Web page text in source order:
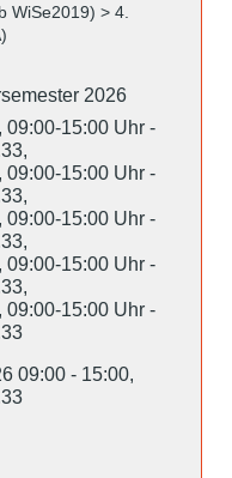
WiSe2019) > 4.
2026
09:00-15:00 Uhr -
09:00-15:00 Uhr -
09:00-15:00 Uhr -
09:00-15:00 Uhr -
09:00-15:00 Uhr -
09:00 - 15:00,